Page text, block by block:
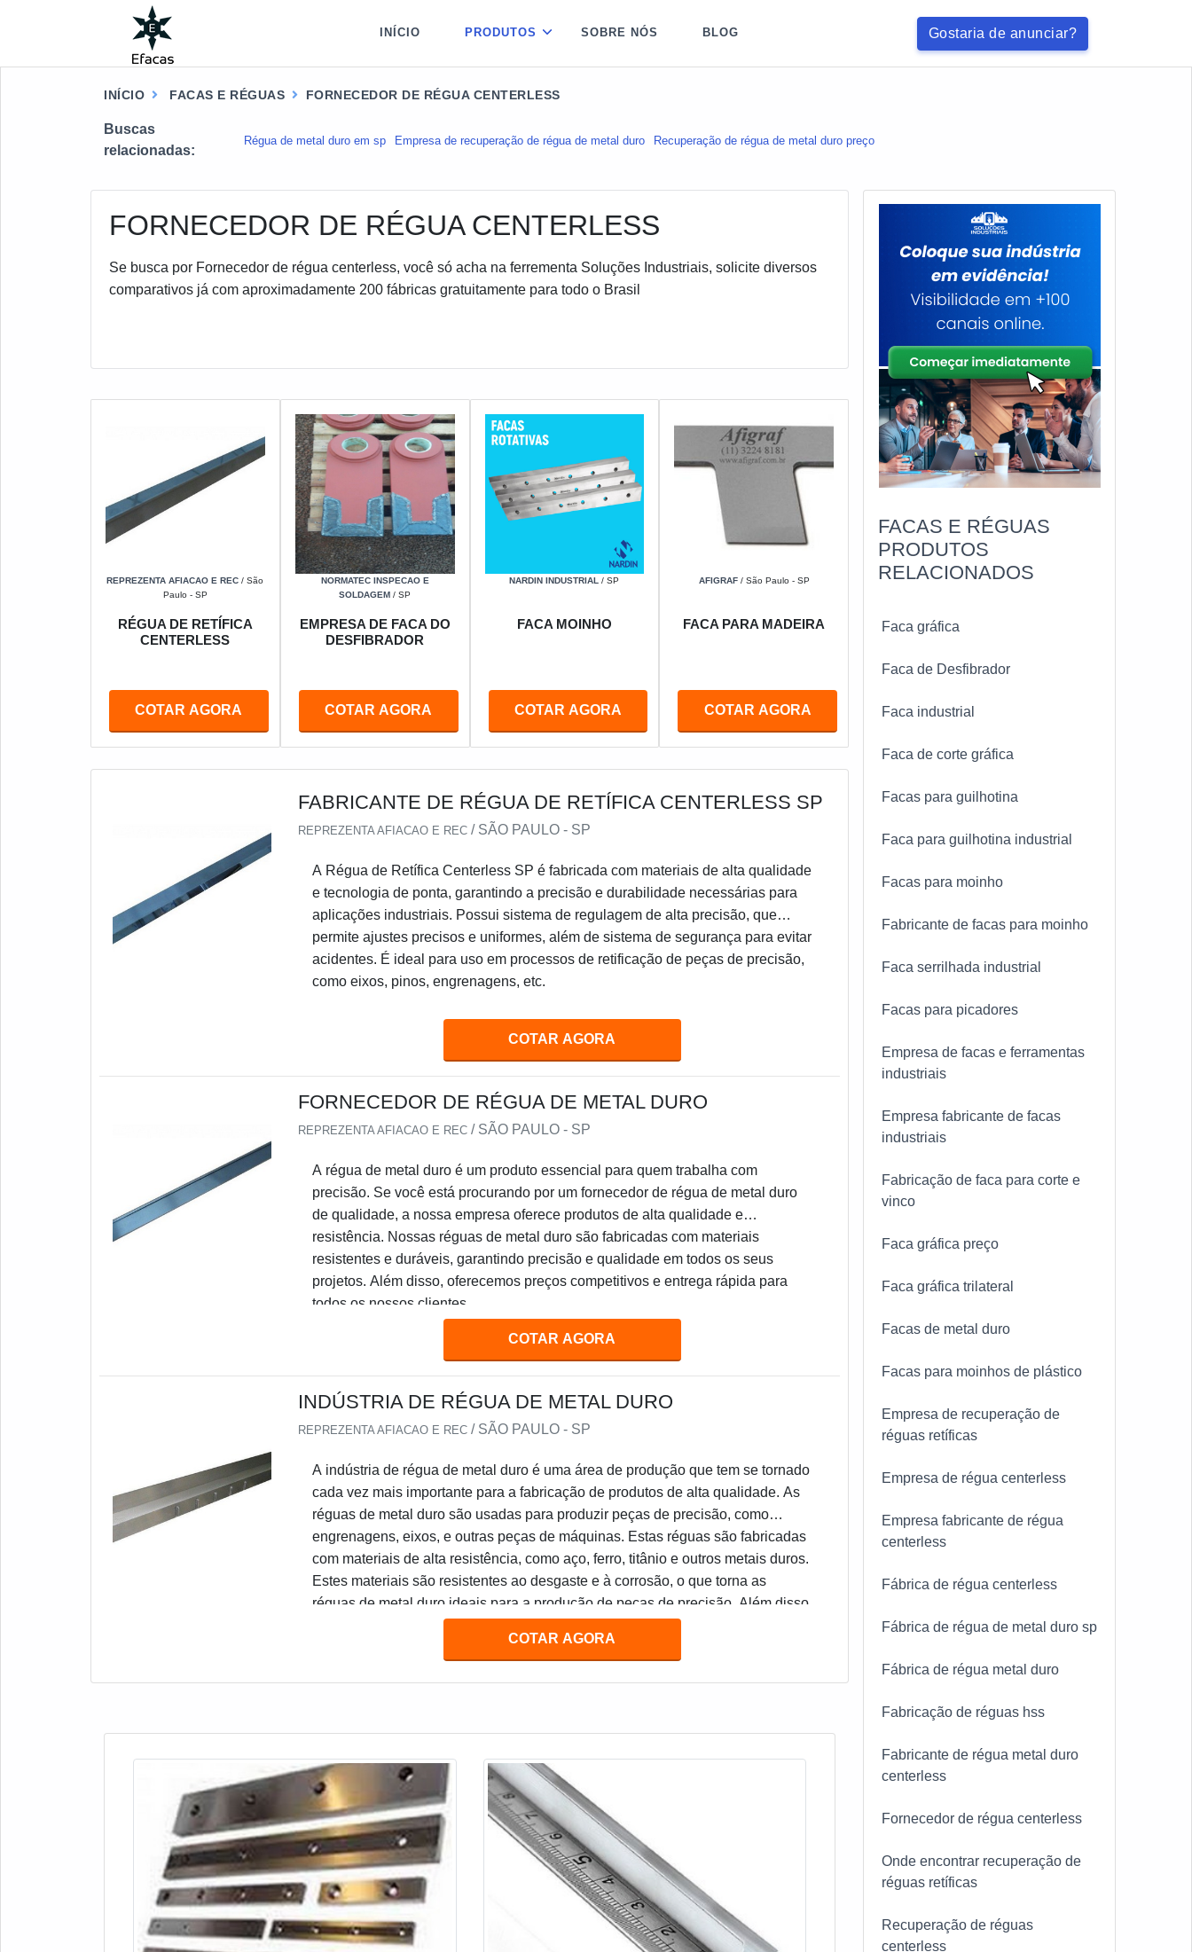
Gostaria de anunciar?
INÍCIO PRODUTOS SOBRE NÓS BLOG
INÍCIO FACAS E RÉGUAS FORNECEDOR DE RÉGUA CENTERLESS
Buscas
relacionadas:
Régua de metal duro em sp Empresa de recuperação de régua de metal duro Recuperação de régua de metal duro preço
FORNECEDOR DE RÉGUA CENTERLESS
Se busca por Fornecedor de régua centerless, você só acha na ferrementa Soluções Industriais, solicite diversos
comparativos já com aproximadamente 200 fábricas gratuitamente para todo o Brasil
REPREZENTA AFIACAO E REC / São
Paulo - SP
RÉGUA DE RETÍFICA
CENTERLESS
COTAR AGORA
NORMATEC INSPECAO E
SOLDAGEM / SP
EMPRESA DE FACA DO
DESFIBRADOR
COTAR AGORA
NARDIN INDUSTRIAL / SP
FACA MOINHO
COTAR AGORA
AFIGRAF/ São Paulo - SP
FACA PARA MADEIRA
COTAR AGORA
FABRICANTE DE RÉGUA DE RETÍFICA CENTERLESS SP
REPREZENTA AFIACAO E REC / SÃO PAULO - SP
A Régua de Retífica Centerless SP é fabricada com materiais de alta qualidade
e tecnologia de ponta, garantindo a precisão e durabilidade necessárias para
aplicações industriais. Possui sistema de regulagem de alta precisão, que
permite ajustes precisos e uniformes, além de sistema de segurança para evitar
acidentes. É ideal para uso em processos de retificação de peças de precisão,
como eixos, pinos, engrenagens, etc.
COTAR AGORA
FORNECEDOR DE RÉGUA DE METAL DURO
REPREZENTA AFIACAO E REC / SÃO PAULO - SP
A régua de metal duro é um produto essencial para quem trabalha com
precisão. Se você está procurando por um fornecedor de régua de metal duro
de qualidade, a nossa empresa oferece produtos de alta qualidade e
resistência. Nossas réguas de metal duro são fabricadas com materiais
resistentes e duráveis, garantindo precisão e qualidade em todos os seus
projetos. Além disso, oferecemos preços competitivos e entrega rápida para
todos os nossos clientes.
COTAR AGORA
INDÚSTRIA DE RÉGUA DE METAL DURO
REPREZENTA AFIACAO E REC / SÃO PAULO - SP
A indústria de régua de metal duro é uma área de produção que tem se tornado
cada vez mais importante para a fabricação de produtos de alta qualidade. As
réguas de metal duro são usadas para produzir peças de precisão, como
engrenagens, eixos, e outras peças de máquinas. Estas réguas são fabricadas
com materiais de alta resistência, como aço, ferro, titânio e outros metais duros.
Estes materiais são resistentes ao desgaste e à corrosão, o que torna as
réguas de metal duro ideais para a produção de peças de precisão. Além disso,
as réguas de metal duro são muito duráveis e podem ser usadas por muitos
anos sem necessidade de manutenção.
COTAR AGORA
FACAS E RÉGUAS
PRODUTOS
RELACIONADOS
Faca gráfica
Faca de Desfibrador
Faca industrial
Faca de corte gráfica
Facas para guilhotina
Faca para guilhotina industrial
Facas para moinho
Fabricante de facas para moinho
Faca serrilhada industrial
Facas para picadores
Empresa de facas e ferramentas
industriais
Empresa fabricante de facas
industriais
Fabricação de faca para corte e
vinco
Faca gráfica preço
Faca gráfica trilateral
Facas de metal duro
Facas para moinhos de plástico
Empresa de recuperação de
réguas retíficas
Empresa de régua centerless
Empresa fabricante de régua
centerless
Fábrica de régua centerless
Fábrica de régua de metal duro sp
Fábrica de régua metal duro
Fabricação de réguas hss
Fabricante de régua metal duro
centerless
Fornecedor de régua centerless
Onde encontrar recuperação de
réguas retíficas
Recuperação de réguas
centerless